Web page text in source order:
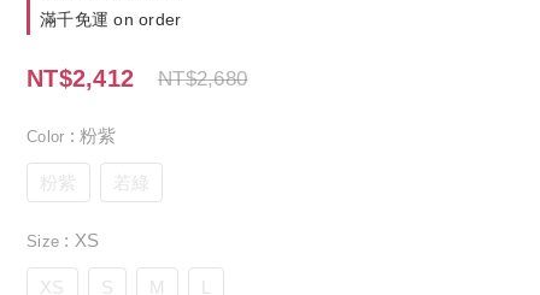
滿千免運 on order
NT$2,412 NT$2,680
Color : 粉紫
粉紫 若綠
Size : XS
XS S M